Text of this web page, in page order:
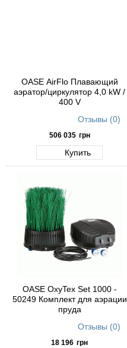
OASE AirFlo Плавающий
аэратор/циркулятор 4,0 kW /
400 V
Отзывы (0)
506 035 грн
Купить
OASE OxyTex Set 1000 -
50249 Комплект для аэрации
пруда
Отзывы (0)
18 196 грн